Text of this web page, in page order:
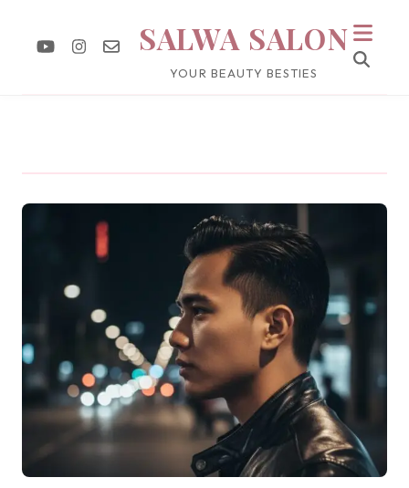
SALWA SALON
YOUR BEAUTY BESTIES